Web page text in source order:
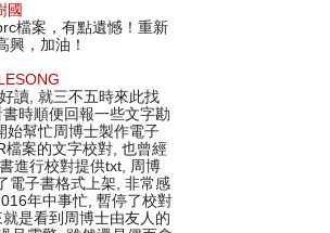
國
檔案，有點遺憾！重新
興，加油！
讀, 就三不五時來此找
時順便回報一些文字勘
始幫忙周博士製作電子
檔案的文字校對, 也曾經
進行校對提供txt, 周博
電子書格式上架, 非常感
年中事忙, 暫停了校對
是看到周博士由友人的